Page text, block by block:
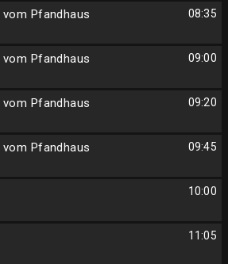
08:35
Pfandhaus
09:00
Pfandhaus
09:20
Pfandhaus
09:45
Pfandhaus
10:00
11:05